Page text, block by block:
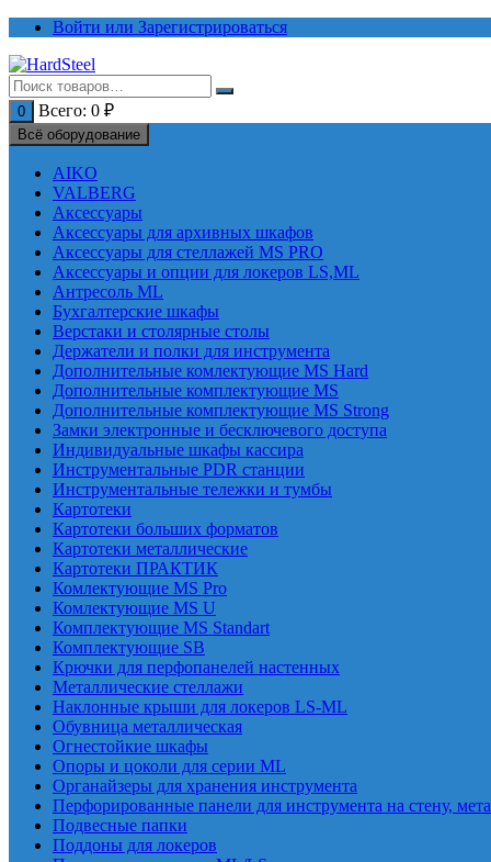
Перейти
содержимому
Войти или Зарегистрироваться
0 Всего: 0 ₽
Всё оборудование
AIKO
VALBERG
Аксессуары
Аксессуары для архивных шкафов
Аксессуары для стеллажей MS PRO
Аксессуары и опции для локеров LS,ML
Антресоль ML
Бухгалтерские шкафы
Верстаки и столярные столы
Держатели и полки для инструмента
Дополнительные комлектующие MS Hard
Дополнительные комплектующие MS
Дополнительные комплектующие MS Strong
Замки электронные и бесключевого доступа
Индивидуальные шкафы кассира
Инструментальные PDR станции
Инструментальные тележки и тумбы
Картотеки
Картотеки больших форматов
Картотеки металлические
Картотеки ПРАКТИК
Комлектующие MS Pro
Комлектующие MS U
Комплектующие MS Standart
Комплектующие SB
Крючки для перфопанелей настенных
Металлические стеллажи
Наклонные крыши для локеров LS-ML
Обувница металлическая
Огнестойкие шкафы
Опоры и цоколи для серии ML
Органайзеры для хранения инструмента
Перфорированные панели для инструмента на стену,
Подвесные папки
Поддоны для локеров